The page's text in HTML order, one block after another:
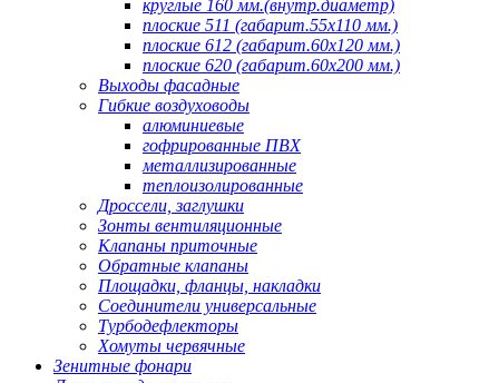
круглые 160 мм.(внутр.диаметр)
плоские 511 (габарит.55х110 мм.)
плоские 612 (габарит.60х120 мм.)
плоские 620 (габарит.60х200 мм.)
Выходы фасадные
Гибкие воздуховоды
алюминиевые
гофрированные ПВХ
металлизированные
теплоизолированные
Дроссели, заглушки
Зонты вентиляционные
Клапаны приточные
Обратные клапаны
Площадки, фланцы, накладки
Соединители универсальные
Турбодефлекторы
Хомуты червячные
Зенитные фонари